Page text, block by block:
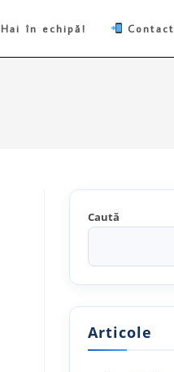
Hai în echipă! Contact
Caută
Articole